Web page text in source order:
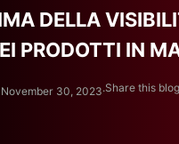
DELLA
PRODOTTI IN
30, 2023.Share this